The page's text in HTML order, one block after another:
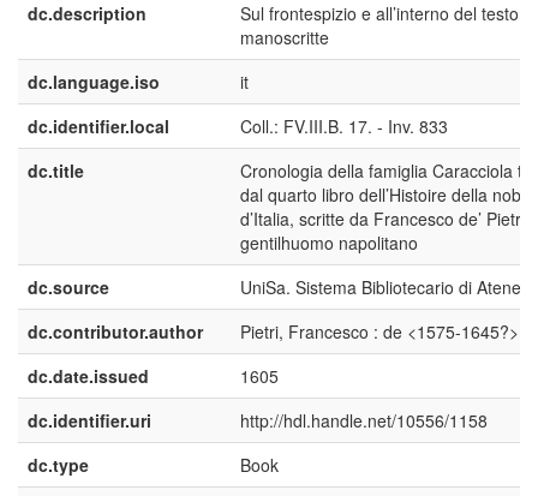
dc.description
Sul frontespizio e all’interno del testo
manoscritte
dc.language.iso
it
dc.identifier.local
Coll.: FV.III.B. 17. - Inv. 833
dc.title
Cronologia della famiglia Caracciola
dal quarto libro dell’Histoire della
d’Italia, scritte da Francesco de’ Pietri
gentilhuomo napolitano
dc.source
UniSa. Sistema Bibliotecario di Ateneo
dc.contributor.author
Pietri, Francesco : de <1575-1645?>
dc.date.issued
1605
dc.identifier.uri
http://hdl.handle.net/10556/1158
dc.type
Book